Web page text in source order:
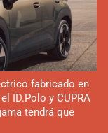
fabricado en
ID.Polo y CUPRA
tendrá que